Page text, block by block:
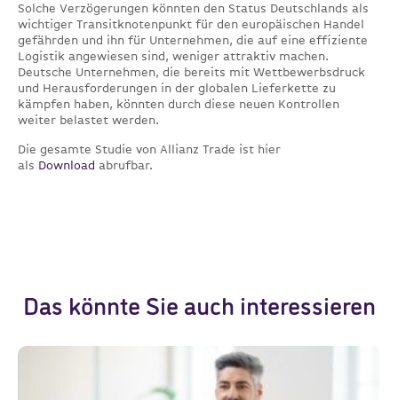
Solche Verzögerungen könnten den Status Deutschlands als
wichtiger Transitknotenpunkt für den europäischen Handel
gefährden und ihn für Unternehmen, die auf eine effiziente
Logistik angewiesen sind, weniger attraktiv machen.
Deutsche Unternehmen, die bereits mit Wettbewerbsdruck
und Herausforderungen in der globalen Lieferkette zu
kämpfen haben, könnten durch diese neuen Kontrollen
weiter belastet werden.
Die gesamte Studie von Allianz Trade ist hier
als Download abrufbar.
Das könnte Sie auch interessieren